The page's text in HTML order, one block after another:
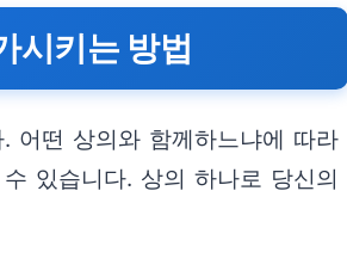
시키는 방법
어떤 상의와 함께하느냐에 따라
있습니다. 상의 하나로 당신의